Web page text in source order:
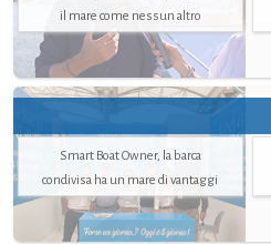
il mare come nessun altro
Smart Boat Owner, la barca
condivisa ha un mare di vantaggi